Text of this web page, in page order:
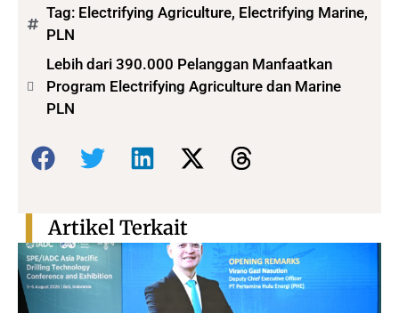
Tag: Electrifying Agriculture, Electrifying Marine,
PLN
Lebih dari 390.000 Pelanggan Manfaatkan
Program Electrifying Agriculture dan Marine
PLN
Bagikan:
Artikel Terkait